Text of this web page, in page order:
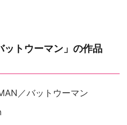
ットウーマン」の作品
／バットウーマン